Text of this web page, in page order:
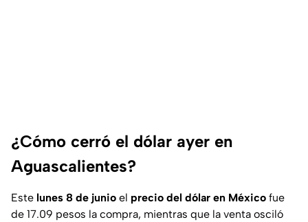
¿Cómo cerró el dólar ayer en
Aguascalientes?
Este lunes 8 de junio el precio del dólar en México fue
de 17.09 pesos la compra, mientras que la venta osciló